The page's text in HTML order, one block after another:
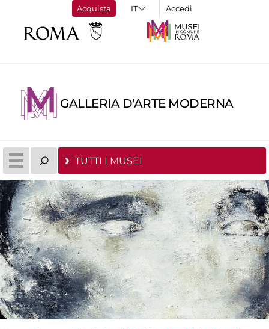
Acquista Accedi
GALLERIA D'ARTE MODERNA
TUTTI I MUSEI